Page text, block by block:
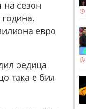
сезон
евро
редица
така е бил